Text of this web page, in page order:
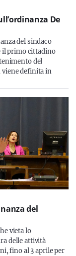
De
del sindaco
il primo cittadino
del
viene definita in
del
vieta lo
delle attività
fino al 3 aprile per